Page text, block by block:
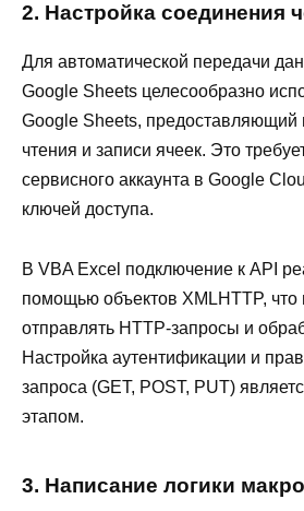
2. Настройка соединения
Для автоматической передачи
Google Sheets целесообразно
Google Sheets, предоставляющий
чтения и записи ячеек. Это
сервисного аккаунта в Google
ключей доступа.
В VBA Excel подключение к API
помощью объектов XMLHTTP, что
отправлять HTTP-запросы и
Настройка аутентификации и
запроса (GET, POST, PUT)
этапом.
3. Написание логики